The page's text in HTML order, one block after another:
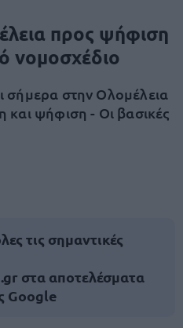
προς ψήφιση
νομοσχέδιο
σήμερα στην Ολομέλεια
και ψήφιση - Οι βασικές
τις σημαντικές
στα αποτελέσματα
Google